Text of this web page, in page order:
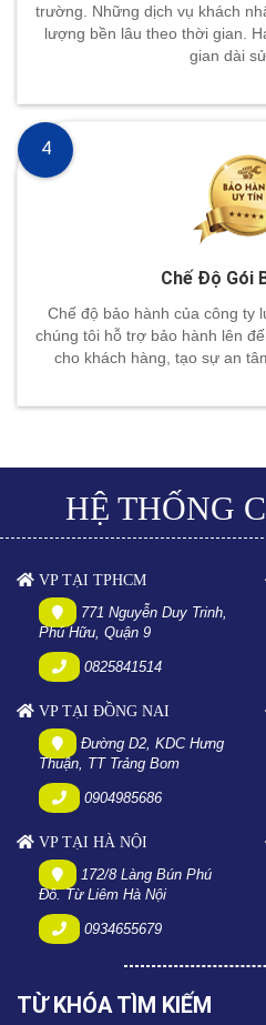
trường. Những dịch vụ khách
lượng bền lâu theo thời gian.
gian dài
Chế Độ Gói
Chế độ bảo hành của công ty
chúng tôi hỗ trợ bảo hành lên
cho khách hàng, tạo sự an
4
HỆ THỐNG
VP TẠI TPHCM
771 Nguyễn Duy Trinh,
Phú Hữu, Quận 9
0825841514
VP TẠI ĐỒNG NAI
Đường D2, KDC Hưng
Thuận, TT Trảng Bom
0904985686
VP TẠI HÀ NỘI
172/8 Làng Bún Phú
Đô. Từ Liêm Hà Nội
0934655679
TỪ KHÓA TÌM KIẾM